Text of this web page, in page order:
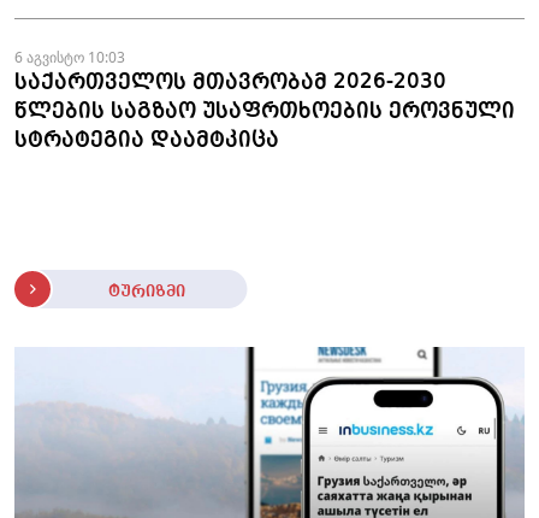
6 აგვისტო 10:03
საქართველოს მთავრობამ 2026-2030
წლების საგზაო უსაფრთხოების ეროვნული
სტრატეგია დაამტკიცა
ტურიზმი